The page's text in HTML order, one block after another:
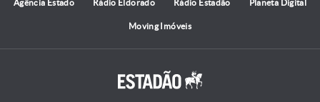
Agência Estado Rádio Eldorado Rádio Estadão Planeta Digital
Moving Imóveis